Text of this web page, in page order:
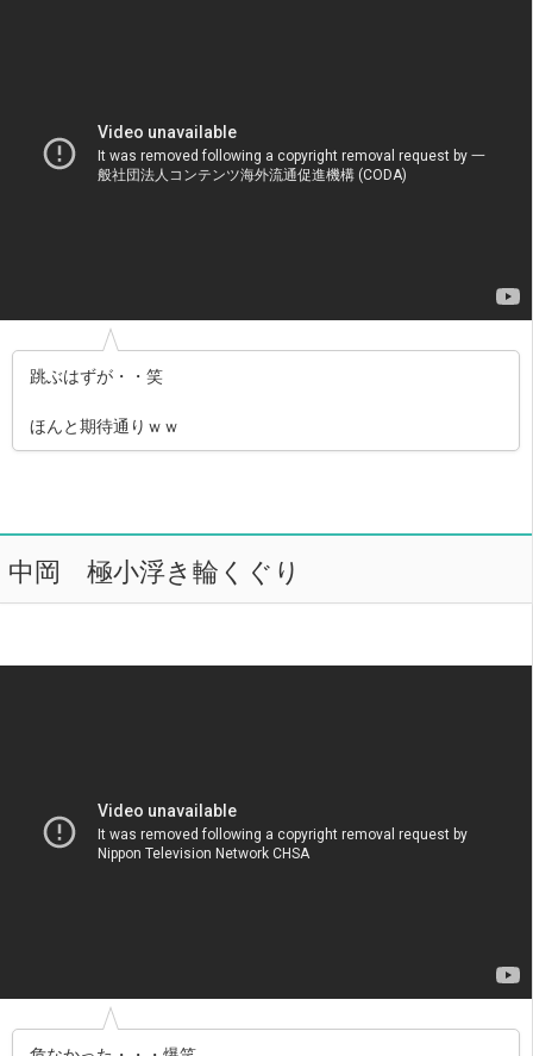
跳ぶはずが・・笑
ほんと期待通りｗｗ
中岡 極小浮き輪くぐり